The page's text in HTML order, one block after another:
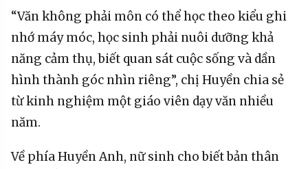
“Văn không phải môn có thể học theo kiểu ghi
nhớ máy móc, học sinh phải nuôi dưỡng khả
năng cảm thụ, biết quan sát cuộc sống và dần
hình thành góc nhìn riêng”, chị Huyền chia sẻ
từ kinh nghiệm một giáo viên dạy văn nhiều
năm.
Về phía Huyền Anh, nữ sinh cho biết bản thân